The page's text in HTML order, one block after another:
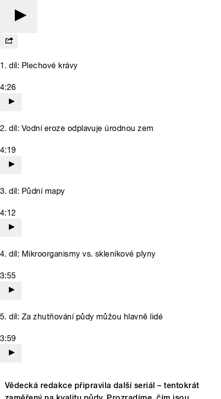
1. díl: Plechové krávy
4:26
2. díl: Vodní eroze odplavuje úrodnou zem
4:19
3. díl: Půdní mapy
4:12
4. díl: Mikroorganismy vs. skleníkové plyny
3:55
5. díl: Za zhutňování půdy můžou hlavně lidé
3:59
Vědecká redakce připravila další seriál – tentokrát